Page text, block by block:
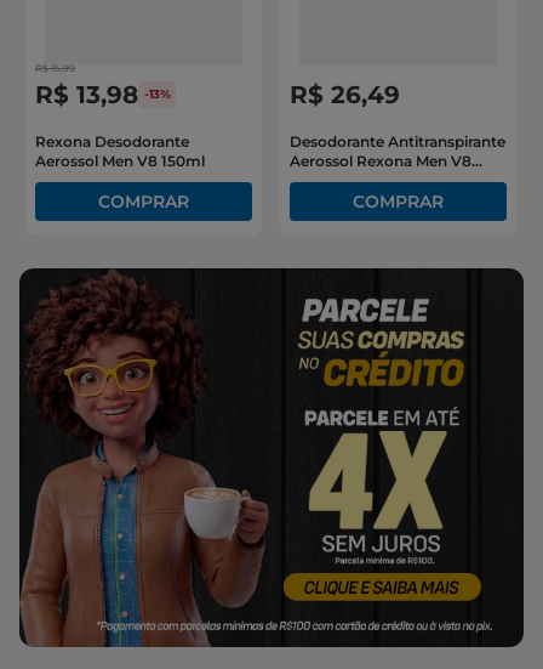
R$ 15,99
R$ 13,98 -13%
Rexona Desodorante
Aerossol Men V8 150ml
R$ 26,49
Desodorante Antitranspirante
Aerossol Rexona Men V8
250ml